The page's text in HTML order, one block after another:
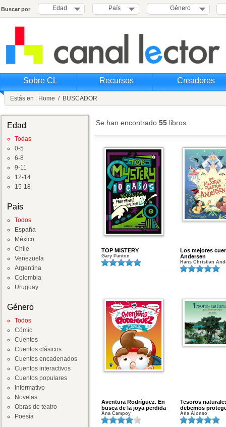
Buscar por Edad País Género
Sobre CL Recursos Creadores
Estás en : Home / BUSCADOR
Edad
Todas
0-5
6-8
9-11
12-14
15-18
País
Todos
España
México
Chile
Venezuela
Argentina
Colombia
Uruguay
Género
Todos
Cómic
Cuentos
Cuentos clásicos
Cuentos encadenados
Cuentos interactivos
Cuentos populares
Informativo
Novelas
Obras de teatro
Poesía
Se han encontrado 55 libros
TOP MISTERY
Gary Panton
Los mejores
Andersen
Hans Christian
Aventura Rodríguez. En
busca de la joya perdida
Ana Campoy
Tesoros
debemos
Ana Alonso